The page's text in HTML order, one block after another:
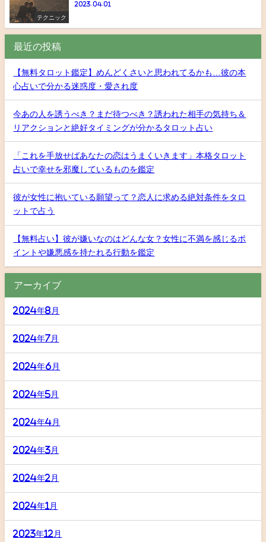
テクニック
2023.04.01
最近の投稿
【無料タロット鑑定】めんどくさいと思われてるかも…彼の本
心占いで分かる迷惑度・愛され度
今あの人を誘うべき？まだ待つべき？誘われた相手の気持ち＆
リアクションと絶好タイミングが分かるタロット占い
「これを手放せばあなたの恋はうまくいきます」本格タロット
占いで幸せを邪魔しているものを鑑定
彼が女性に抱いている願望って？恋人に求める絶対条件をタロ
ットで占う
【無料占い】彼が嫌いなのはどんな女？女性に不満を感じるポ
イントや嫌悪感を持たれる行動を鑑定
アーカイブ
2024年8月
2024年7月
2024年6月
2024年5月
2024年4月
2024年3月
2024年2月
2024年1月
2023年12月